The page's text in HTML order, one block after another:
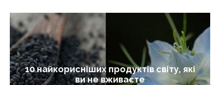
10 найкорисніших продуктів світу, які
ви не вживаєте